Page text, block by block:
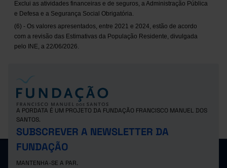
Exclui as atividades financeiras e de seguros, a Administração Pública
e Defesa e a Segurança Social Obrigatória.
(6) - Os valores apresentados, entre 2021 e 2024, estão de acordo
com a revisão das Estimativas da População Residente, divulgada
pelo INE, a 22/06/2026.
A PORDATA É UM PROJETO DA FUNDAÇÃO FRANCISCO MANUEL DOS
SANTOS.
SUBSCREVER A NEWSLETTER DA
FUNDAÇÃO
MANTENHA-SE A PAR.